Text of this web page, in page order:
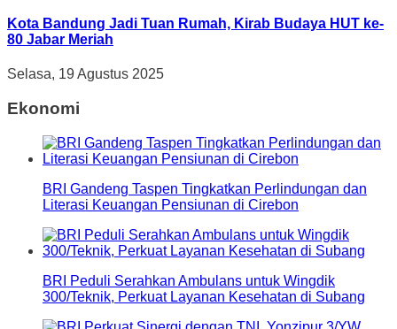
Kota Bandung Jadi Tuan Rumah, Kirab Budaya HUT ke-
80 Jabar Meriah
Selasa, 19 Agustus 2025
Ekonomi
BRI Gandeng Taspen Tingkatkan Perlindungan dan
Literasi Keuangan Pensiunan di Cirebon
BRI Peduli Serahkan Ambulans untuk Wingdik
300/Teknik, Perkuat Layanan Kesehatan di Subang